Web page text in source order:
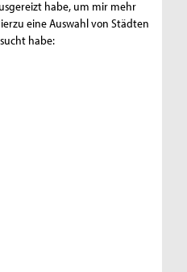
habe, um mir mehr
eine Auswahl von Städten
habe: